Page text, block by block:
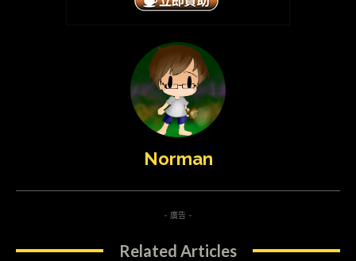
Norman
- 廣告 -
Related Articles